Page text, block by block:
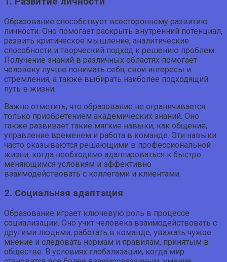
Образование способствует всестороннему развитию
личности. Оно помогает раскрыть внутренний потенциал,
развить критическое мышление, аналитические
способности и творческий подход к решению проблем.
Получение знаний в различных областях помогает
человеку лучше понимать себя, свои интересы и
стремления, а также выбирать наиболее подходящий
путь в жизни.
Важно отметить, что образование не ограничивается
только приобретением академических знаний. Оно
также развивает такие мягкие навыки, как общение,
управление временем и работа в команде. Эти навыки
часто оказываются решающими в профессиональной
жизни, когда необходимо адаптироваться к быстро
меняющимся условиям и эффективно
взаимодействовать с коллегами и клиентами.
2. Социальная адаптация
Образование играет ключевую роль в процессе
социализации. Оно учит человека взаимодействовать с
другими людьми, работать в команде, уважать чужое
мнение и следовать нормам и правилам, принятым в
обществе. В условиях глобализации, когда мир